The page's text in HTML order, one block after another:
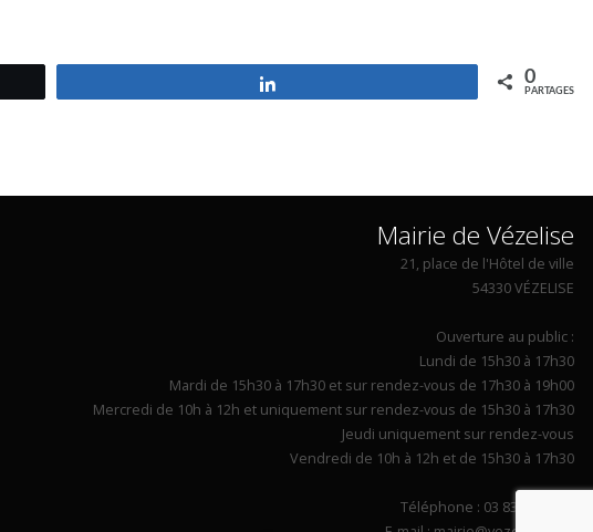
0
PARTAGES
Mairie de Vézelise
21, place de l'Hôtel de ville
54330 VÉZELISE
Ouverture au public :
Lundi de 15h30 à 17h30
Mardi de 15h30 à 17h30 et sur rendez-vous de 17h30 à 19h00
Mercredi de 10h à 12h et uniquement sur rendez-vous de 15h30 à 17h30
Jeudi uniquement sur rendez-vous
Vendredi de 10h à 12h et de 15h30 à 17h30
Téléphone : 03 83 26 90 14